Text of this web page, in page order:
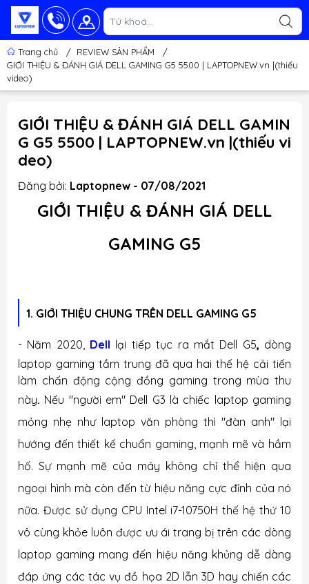
Trang chủ / REVIEW SẢN PHẨM
/
GIỚI THIỆU & ĐÁNH GIÁ DELL GAMING G5 5500 | LAPTOPNEW.vn |(thiếu
video)
GIỚI THIỆU & ĐÁNH GIÁ DELL GAMIN
G G5 5500 | LAPTOPNEW.vn |(thiếu vi
deo)
Đăng bởi: Laptopnew - 07/08/2021
GIỚI THIỆU & ĐÁNH GIÁ DELL
GAMING G5
1. GIỚI THIỆU CHUNG TRÊN DELL GAMING G5
- Năm 2020, Dell lại tiếp tục ra mắt Dell G5, dòng
laptop gaming tầm trung đã qua hai thế hệ cải tiến
làm chấn động cộng đồng gaming trong mùa thu
này. Nếu "người em" Dell G3 là chiếc laptop gaming
mỏng nhẹ như laptop văn phòng thì "đàn anh" lại
hướng đến thiết kế chuẩn gaming, mạnh mẽ và hầm
hố. Sự mạnh mẽ của máy không chỉ thể hiện qua
ngoại hình mà còn đến từ hiệu năng cực đỉnh của nó
nữa. Được sử dụng CPU Intel i7-10750H thế hệ thứ 10
vô cùng khỏe luôn được ưu ái trang bị trên các dòng
laptop gaming mang đến hiệu năng khủng dễ dàng
đáp ứng các tác vụ đồ họa 2D lẫn 3D hay chiến các